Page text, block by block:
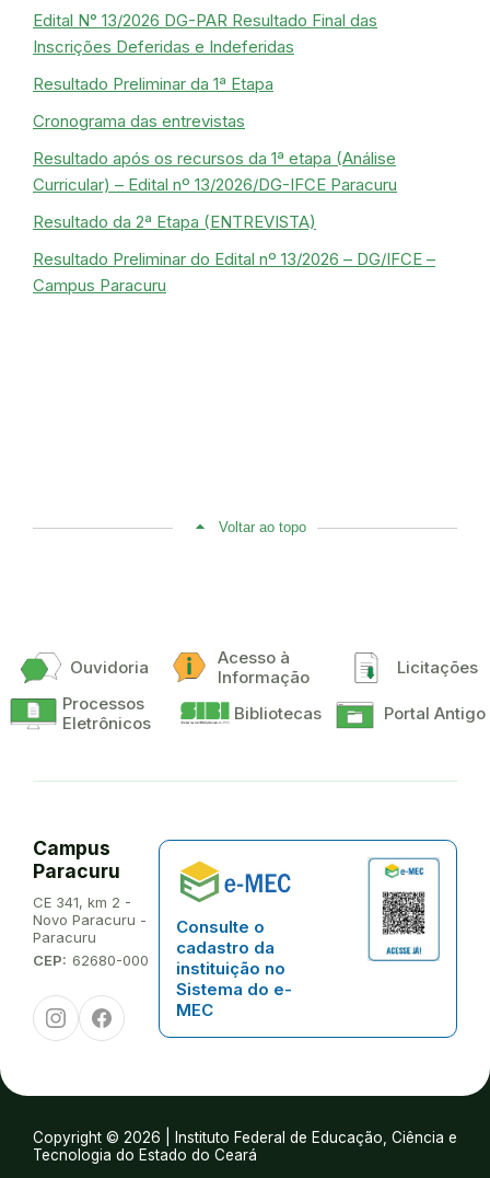
Edital N° 13/2026 DG-PAR Resultado Final das
Inscrições Deferidas e Indeferidas
Resultado Preliminar da 1ª Etapa
Cronograma das entrevistas
Resultado após os recursos da 1ª etapa (Análise
Curricular) – Edital nº 13/2026/DG-IFCE Paracuru
Resultado da 2ª Etapa (ENTREVISTA)
Resultado Preliminar do Edital nº 13/2026 – DG/IFCE –
Campus Paracuru
Voltar ao topo
Ouvidoria
Acesso à
Informação
Licitações
Processos
Eletrônicos
Bibliotecas Portal Antigo
Campus
Paracuru
Endereço:
CE 341, km 2 -
Novo Paracuru -
Paracuru
CEP: 62680-000
InstagramFacebook
Consulte o
cadastro da
instituição no
Sistema do e-
MEC
Copyright © 2026 | Instituto Federal de Educação, Ciência e
Tecnologia do Estado do Ceará